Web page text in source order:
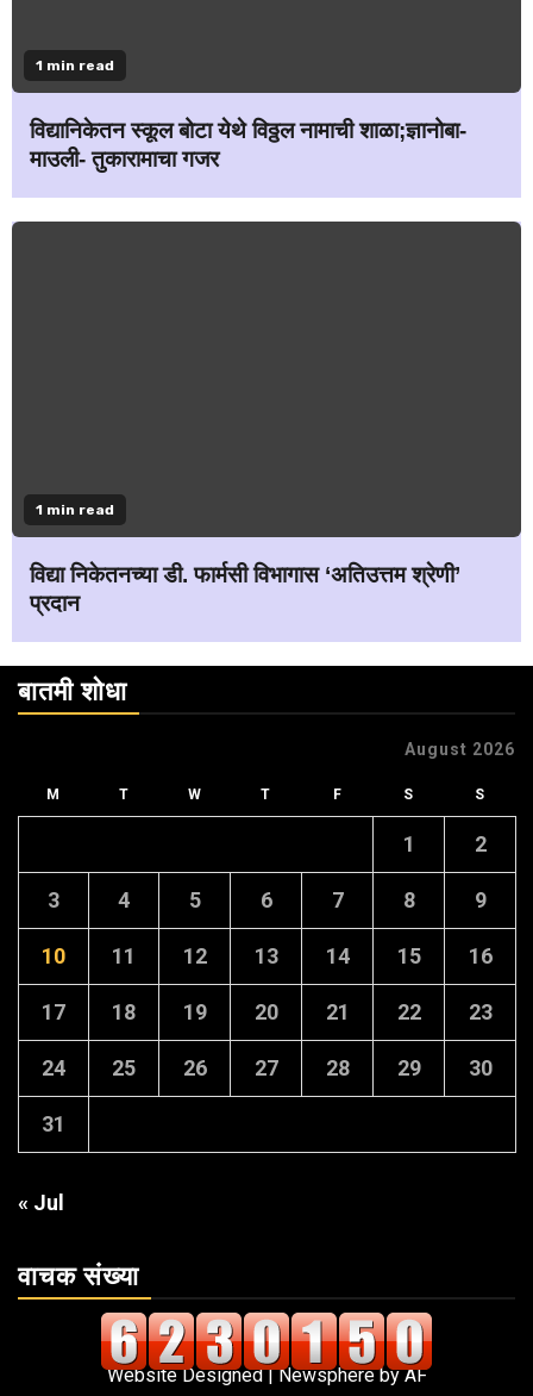
1 min read
विद्यानिकेतन स्कूल बोटा येथे विठ्ठल नामाची शाळा;ज्ञानोबा-
माउली- तुकारामाचा गजर
1 min read
विद्या निकेतनच्या डी. फार्मसी विभागास ‘अतिउत्तम श्रेणी’
प्रदान
बातमी शोधा
August 2026
M T W T F S S
1 2
3 4 5 6 7 8 9
10 11 12 13 14 15 16
17 18 19 20 21 22 23
24 25 26 27 28 29 30
31
« Jul
वाचक संख्या
Website Designed|Newsphereby AF